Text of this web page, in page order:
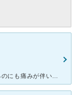
1週間程右足に違和感がありついに立ち上がるのにも痛みが伴い会社が休めないので即効性が望めるような病院をインタネットで検索していると井福ペインクリニックがブロック注射の内容がわかりやすく記載されていたの